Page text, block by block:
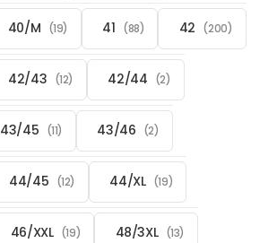
40/M (19) 41 (88) 42 (200)
42/43 (12) 42/44 (2)
43/45 (11) 43/46 (2)
44/45 (12) 44/XL (19)
46/XXL (19) 48/3XL (13)